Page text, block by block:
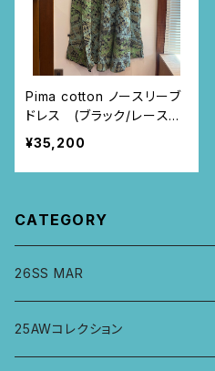
Pima cotton ノースリーブ
ドレス (ブラック/レースと
ツタ柄)
¥35,200
CATEGORY
26SS MAR
トップス
25AWコレクション